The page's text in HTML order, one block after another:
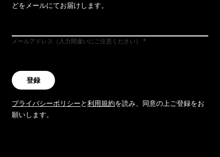
どをメールにてお届けします。
メールアドレス（入力間違いにご注意ください）
登録
プライバシーポリシーと利用規約を読み、同意の上ご登録をお
願いします。